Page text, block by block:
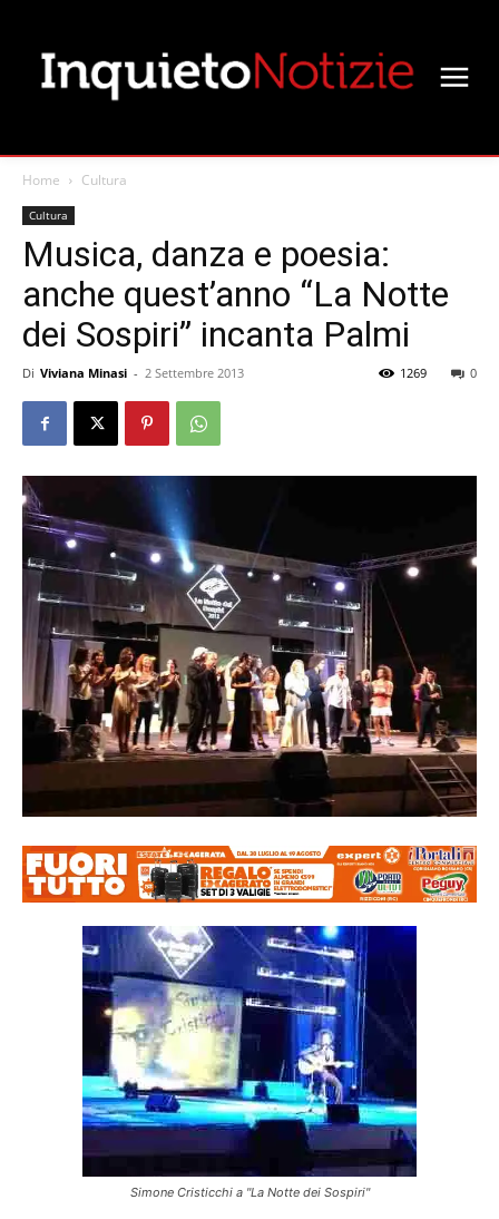
Home Cultura
Cultura
Musica, danza e poesia:
anche quest’anno “La Notte
dei Sospiri” incanta Palmi
Di Viviana Minasi - 2 Settembre 2013 0
1269
Simone Cristicchi a "La Notte dei Sospiri"